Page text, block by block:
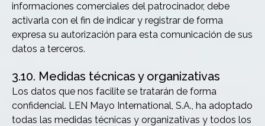
informaciones comerciales del patrocinador, debe
activarla con el fin de indicar y registrar de forma
expresa su autorización para esta comunicación de sus
datos a terceros.
3.10. Medidas técnicas y organizativas
Los datos que nos facilite se tratarán de forma
confidencial. LEN Mayo International, S.A., ha adoptado
todas las medidas técnicas y organizativas y todos los